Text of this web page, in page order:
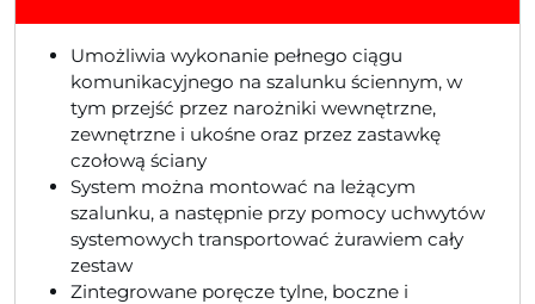
Umożliwia wykonanie pełnego ciągu
komunikacyjnego na szalunku ściennym, w
tym przejść przez narożniki wewnętrzne,
zewnętrzne i ukośne oraz przez zastawkę
czołową ściany
System można montować na leżącym
szalunku, a następnie przy pomocy uchwytów
systemowych transportować żurawiem cały
zestaw
Zintegrowane poręcze tylne, boczne i